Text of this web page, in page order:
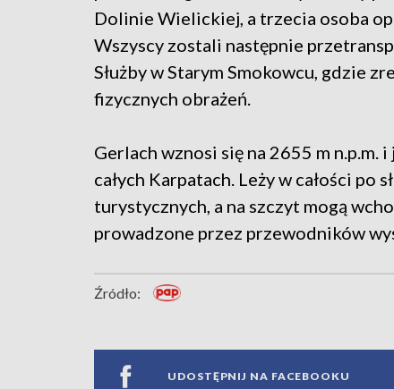
Dolinie Wielickiej, a trzecia osoba
Wszyscy zostali następnie
Służby w Starym Smokowcu, gdzie
fizycznych obrażeń.
Gerlach wznosi się na 2655 m n.p.m.
całych Karpatach. Leży w całości po
turystycznych, a na szczyt mogą
prowadzone przez przewodników
Źródło:
UDOSTĘPNIJ NA FACEBOOKU